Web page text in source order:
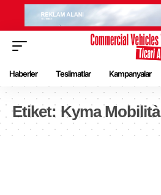
Haberler Teslimatlar Kampanyalar
Etiket: Kyma Mobilità